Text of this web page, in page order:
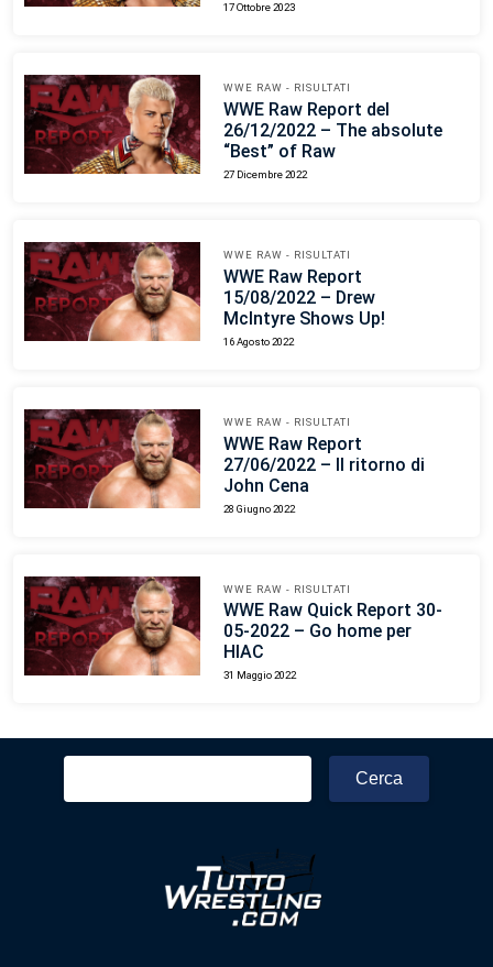
17 Ottobre 2023
WWE RAW - RISULTATI
WWE Raw Report del
26/12/2022 – The absolute
“Best” of Raw
27 Dicembre 2022
WWE RAW - RISULTATI
WWE Raw Report
15/08/2022 – Drew
McIntyre Shows Up!
16 Agosto 2022
WWE RAW - RISULTATI
WWE Raw Report
27/06/2022 – Il ritorno di
John Cena
28 Giugno 2022
WWE RAW - RISULTATI
WWE Raw Quick Report 30-
05-2022 – Go home per
HIAC
31 Maggio 2022